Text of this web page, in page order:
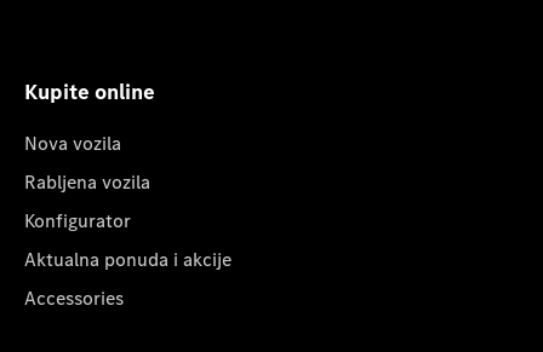
Kupite online
Nova vozila
Rabljena vozila
Konfigurator
Aktualna ponuda i akcije
Accessories